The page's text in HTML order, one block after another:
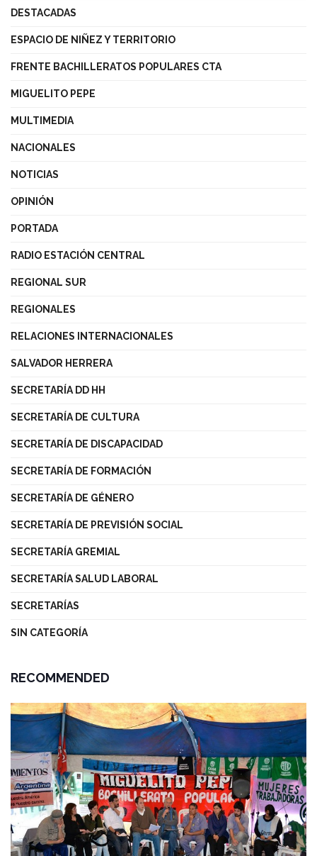
DESTACADAS
ESPACIO DE NIÑEZ Y TERRITORIO
FRENTE BACHILLERATOS POPULARES CTA
MIGUELITO PEPE
MULTIMEDIA
NACIONALES
NOTICIAS
OPINIÓN
PORTADA
RADIO ESTACIÓN CENTRAL
REGIONAL SUR
REGIONALES
RELACIONES INTERNACIONALES
SALVADOR HERRERA
SECRETARÍA DD HH
SECRETARÍA DE CULTURA
SECRETARÍA DE DISCAPACIDAD
SECRETARÍA DE FORMACIÓN
SECRETARÍA DE GÉNERO
SECRETARÍA DE PREVISIÓN SOCIAL
SECRETARÍA GREMIAL
SECRETARÍA SALUD LABORAL
SECRETARÍAS
SIN CATEGORÍA
RECOMMENDED